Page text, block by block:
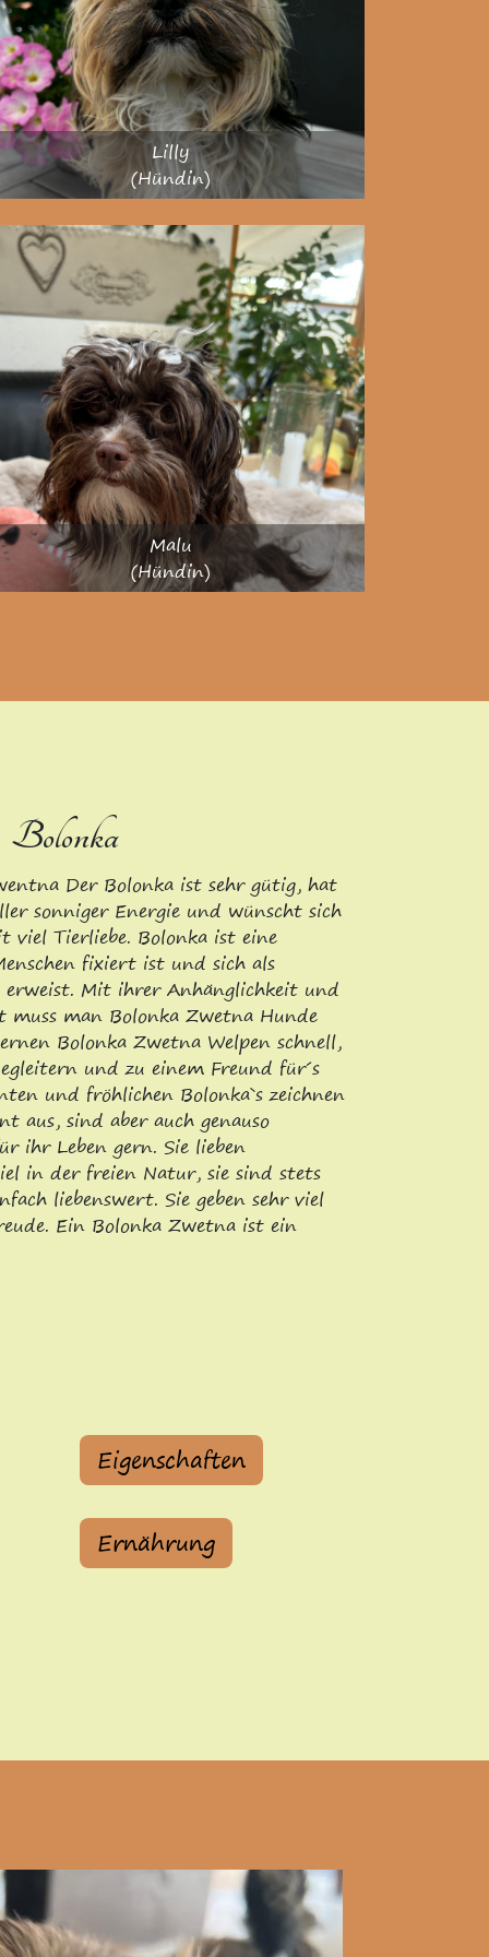
Lilly
(Hündin)
Malu
(Hündin)
Der Bolonka ist sehr gütig, hat
sonniger Energie und wünscht sich
viel Tierliebe. Bolonka ist eine
fixiert ist und sich als
erweist. Mit ihrer Anhänglichkeit und
muss man Bolonka Zwetna Hunde
Bolonka Zwetna Welpen schnell,
und zu einem Freund für´s
und fröhlichen Bolonka`s zeichnen
aus, sind aber auch genauso
ihr Leben gern. Sie lieben
in der freien Natur, sie sind stets
liebenswert. Sie geben sehr viel
Ein Bolonka Zwetna ist ein
Eigenschaften
Ernährung